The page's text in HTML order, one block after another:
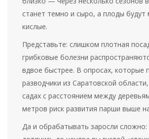
станет темно и сыро, а плоды будут
кислые.
Представьте: слишком плотная
грибковые болезни
вдвое быстрее. В опросах, которые
разводчики из Саратовской
садах с расстоянием между
метров риск развития парши выше
Да и обрабатывать заросли сложно: